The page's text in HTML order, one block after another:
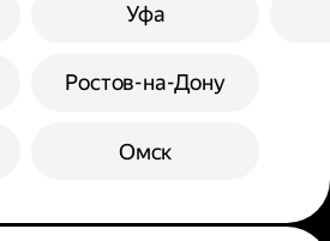
Уфа
Ростов-на-Дону
Омск